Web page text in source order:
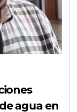
agua en